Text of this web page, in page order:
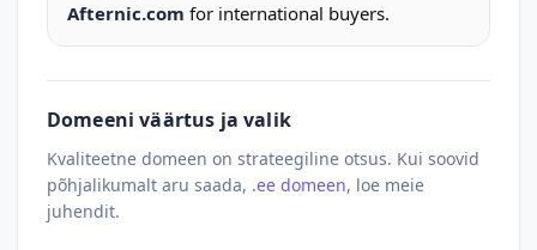
Afternic.com for international buyers.
Domeeni väärtus ja valik
Kvaliteetne domeen on strateegiline otsus. Kui soovid
põhjalikumalt aru saada, .ee domeen, loe meie
juhendit.